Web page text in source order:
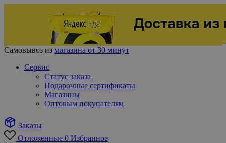
Самовывоз из магазина от 30 минут
Сервис
Статус заказа
Подарочные сертификаты
Магазины
Оптовым покупателям
Заказы
Отложенные 0 Избранное